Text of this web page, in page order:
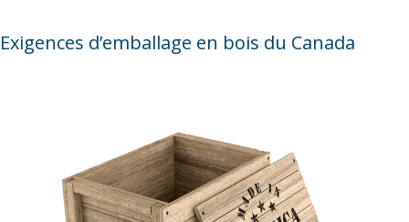
Exigences d’emballage en bois du Canada